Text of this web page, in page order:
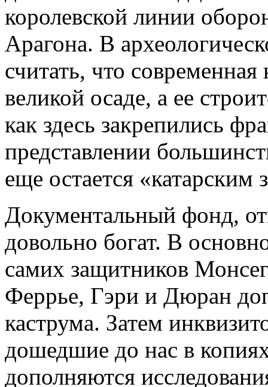
королевской линии
Арагона. В
считать, что
великой осаде, а ее
как здесь закрепились
представлении
еще остается «катарским
Документальный фонд,
довольно богат. В
самих защитников
Феррье, Гэри и Дюран
каструма. Затем
дошедшие до нас в
дополняются